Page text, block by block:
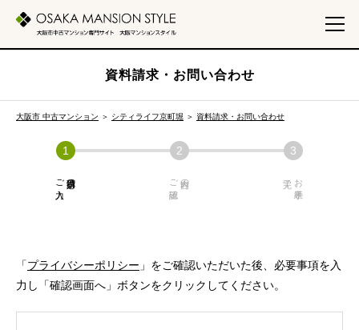
資料請求・お問い合わせ
大阪市 中古マンション ＞ シティライフ京町堀 ＞ 資料請求・お問い合わせ
必須項目の
ご入力 内容の
ご確認 お手続き
「プライバシーポリシー 」をご確認いただいた後、必要事項を入
力し「確認画面へ」ボタンをクリックしてください。